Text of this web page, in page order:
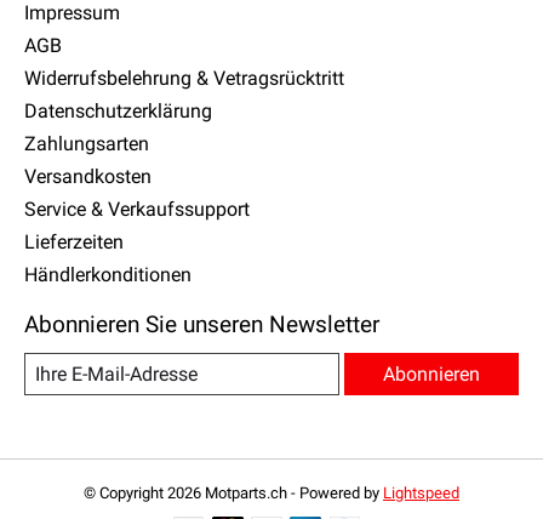
Impressum
AGB
Widerrufsbelehrung & Vetragsrücktritt
Datenschutzerklärung
Zahlungsarten
Versandkosten
Service & Verkaufssupport
Lieferzeiten
Händlerkonditionen
Abonnieren Sie unseren Newsletter
Abonnieren
© Copyright 2026 Motparts.ch - Powered by Lightspeed